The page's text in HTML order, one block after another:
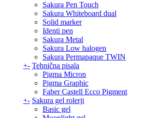
Sakura Pen Touch
Sakura Whiteboard dual
Solid marker
Identi pen
Sakura Metal
Sakura Low halogen
Sakura Permapaque TWIN
+- Tehnična pisala
Pigma Micron
Pigma Graphic
Faber Castell Ecco Pigment
+- Sakura gel rolerji
Basic gel